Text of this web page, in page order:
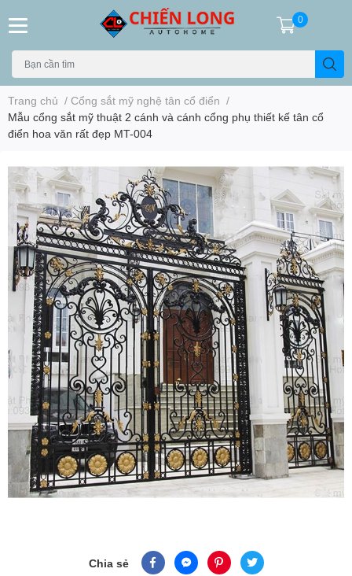
0
Trang chủ / Cổng sắt mỹ nghệ tân cổ điển /
Mẫu cổng sắt mỹ thuật 2 cánh và cánh cổng phụ thiết kế tân cổ
điển hoa văn rất đẹp MT-004
Chia sẻ